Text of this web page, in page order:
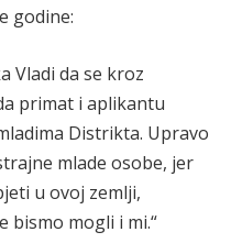
godine:
Vladi da se kroz
primat i aplikantu
Distrikta. Upravo
mlade osobe, jer
u ovoj zemlji,
bismo mogli i mi.“